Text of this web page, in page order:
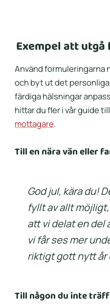
Exempel att utgå
Använd formuleringarna
och byt ut det
färdiga hälsningar
hittar du fler i vår guide till
mottagare.
Till en nära vän eller
God jul, kära du!
fyllt av allt
att vi delat en del
vi får ses mer
riktigt gott nytt år
Till någon du inte